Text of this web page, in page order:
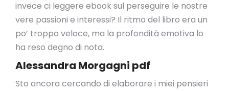
invece ci leggere ebook sul perseguire le nostre
vere passioni e interessi? Il ritmo del libro era un
po’ troppo veloce, ma la profondità emotiva lo
ha reso degno di nota.
Alessandra Morgagni pdf
Sto ancora cercando di elaborare i miei pensieri